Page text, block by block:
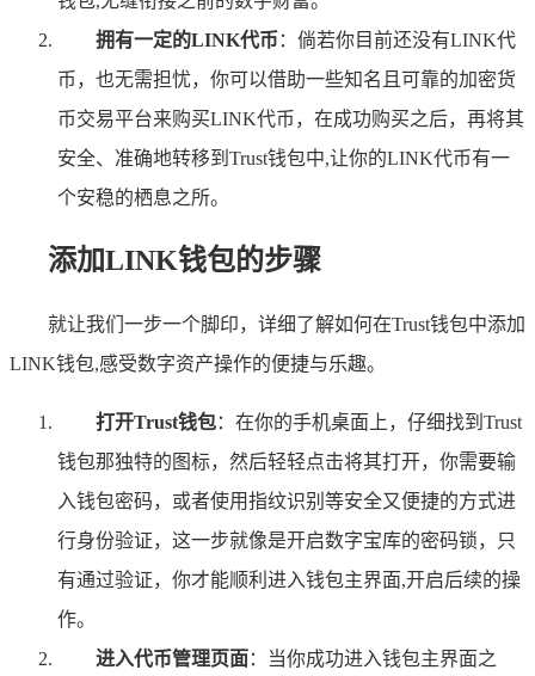
拥有一定的LINK代币 ：倘若你目前还没有LINK代
币，也无需担忧，你可以借助一些知名且可靠的加密货
币交易平台来购买LINK代币，在成功购买之后，再将其
安全、准确地转移到Trust钱包中,让你的LINK代币有一
个安稳的栖息之所。
添加LINK钱包的步骤
就让我们一步一个脚印，详细了解如何在Trust钱包中添加
LINK钱包,感受数字资产操作的便捷与乐趣。
打开Trust钱包：在你的手机桌面上，仔细找到Trust
钱包那独特的图标，然后轻轻点击将其打开，你需要输
入钱包密码，或者使用指纹识别等安全又便捷的方式进
行身份验证，这一步就像是开启数字宝库的密码锁，只
有通过验证，你才能顺利进入钱包主界面,开启后续的操
作。
进入代币管理页面：当你成功进入钱包主界面之